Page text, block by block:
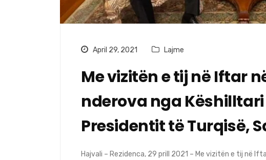
April 29, 2021 Lajme
Me vizitën e tij në Iftar
nderova nga
Presidentit të Turqisë,
Hajvali – Rezidenca, 29 prill 2021 – Me vizitën e tij në